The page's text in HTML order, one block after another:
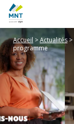
Accueil >Actualités>
programme